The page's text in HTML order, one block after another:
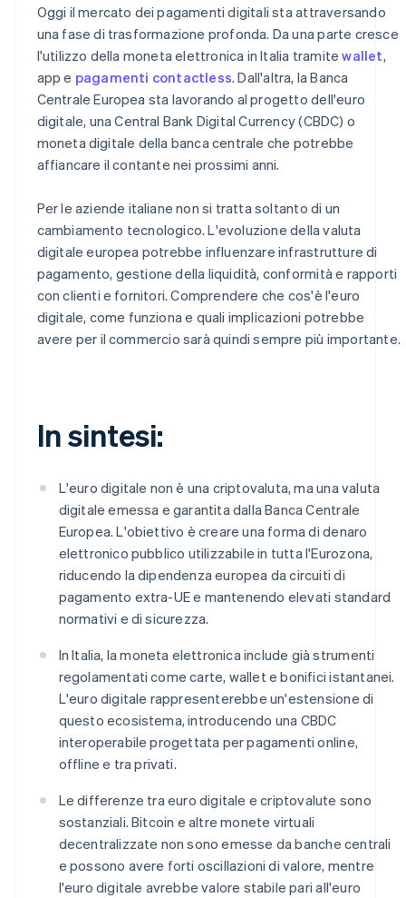
Oggi il mercato dei pagamenti digitali sta attraversando
una fase di trasformazione profonda. Da una parte cresce
l'utilizzo della moneta elettronica in Italia tramitewallet,
app e pagamenti contactless. Dall'altra, la Banca
Centrale Europea sta lavorando al progetto dell'euro
digitale, una Central Bank Digital Currency (CBDC) o
moneta digitale della banca centrale che potrebbe
affiancare il contante nei prossimi anni.
Per le aziende italiane non si tratta soltanto di un
cambiamento tecnologico. L'evoluzione della valuta
digitale europea potrebbe influenzare infrastrutture di
pagamento, gestione della liquidità, conformità e rapporti
con clienti e fornitori. Comprendere che cos'è l'euro
digitale, come funziona e quali implicazioni potrebbe
avere per il commercio sarà quindi sempre più importante.
In sintesi:
L'euro digitale non è una criptovaluta, ma una valuta
digitale emessa e garantita dalla Banca Centrale
Europea. L'obiettivo è creare una forma di denaro
elettronico pubblico utilizzabile in tutta l'Eurozona,
riducendo la dipendenza europea da circuiti di
pagamento extra-UE e mantenendo elevati standard
normativi e di sicurezza.
In Italia, la moneta elettronica include già strumenti
regolamentati come carte, wallet e bonifici istantanei.
L'euro digitale rappresenterebbe un'estensione di
questo ecosistema, introducendo una CBDC
interoperabile progettata per pagamenti online,
offline e tra privati.
Le differenze tra euro digitale e criptovalute sono
sostanziali. Bitcoin e altre monete virtuali
decentralizzate non sono emesse da banche centrali
e possono avere forti oscillazioni di valore, mentre
l'euro digitale avrebbe valore stabile pari all'euro